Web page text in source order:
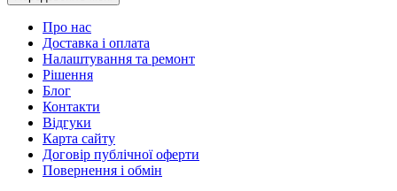
Про нас
Доставка і оплата
Налаштування та ремонт
Рішення
Блог
Контакти
Відгуки
Карта сайту
Договір публічної оферти
Повернення і обмін